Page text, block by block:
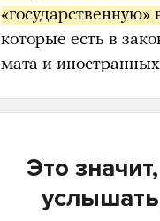
которые есть в
мата и
Это